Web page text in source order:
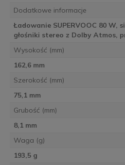
Dodatkowe informacje
Ładowanie SUPERVOOC 80 W,
głośniki stereo z Dolby Atmos,
Wysokość (mm)
162,6 mm
Szerokość (mm)
75,1 mm
Grubość (mm)
8,1 mm
Waga (g)
193,5 g